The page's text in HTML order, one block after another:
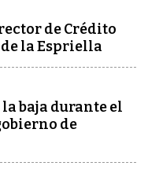
de Crédito
la Espriella
la baja durante el
de